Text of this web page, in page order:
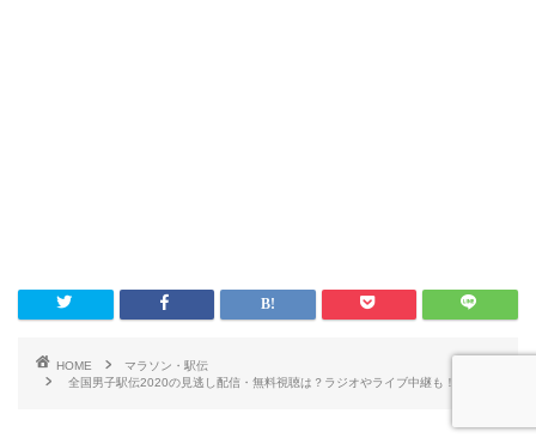
HOME
マラソン・駅伝
全国男子駅伝2020の見逃し配信・無料視聴は？ラジオやライブ中継も！